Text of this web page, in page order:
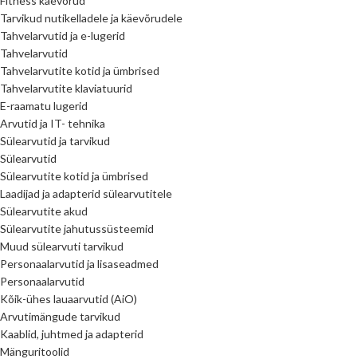
Tarvikud nutikelladele ja käevõrudele
Tahvelarvutid ja e-lugerid
Tahvelarvutid
Tahvelarvutite kotid ja ümbrised
Tahvelarvutite klaviatuurid
E-raamatu lugerid
Arvutid ja IT- tehnika
Sülearvutid ja tarvikud
Sülearvutid
Sülearvutite kotid ja ümbrised
Laadijad ja adapterid sülearvutitele
Sülearvutite akud
Sülearvutite jahutussüsteemid
Muud sülearvuti tarvikud
Personaalarvutid ja lisaseadmed
Personaalarvutid
Kõik-ühes lauaarvutid (AiO)
Arvutimängude tarvikud
Kaablid, juhtmed ja adapterid
Mänguritoolid